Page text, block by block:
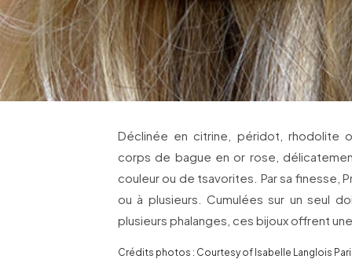
Déclinée en citrine, péridot, rhodolite
corps de bague en or rose,
couleur ou de tsavorites. Par sa finesse,
ou à plusieurs. Cumulées sur un seul
plusieurs phalanges, ces bijoux offrent
Crédits photos : Courtesy of Isabelle Langlois